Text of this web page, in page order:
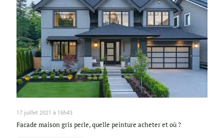
17 juillet 2021 à 16h43
Facade maison gris perle, quelle peinture acheter et où ?